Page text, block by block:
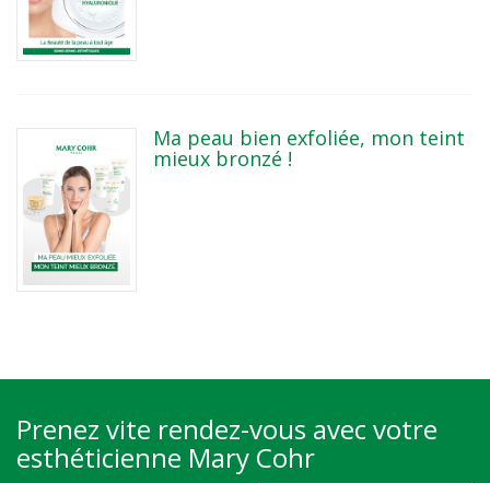
Ma peau bien exfoliée, mon teint
mieux bronzé !
Prenez vite rendez-vous avec votre
esthéticienne Mary Cohr